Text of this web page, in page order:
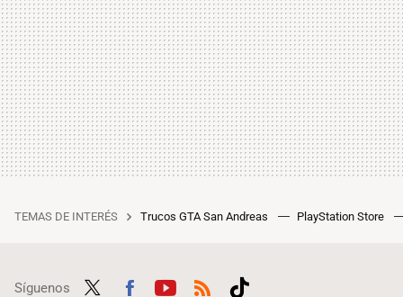
TEMAS DE INTERÉS Trucos GTA San Andreas PlayStation Store
Síguenos